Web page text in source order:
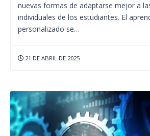
nuevas formas de adaptarse mejor a
individuales de los estudiantes. El
personalizado se…
21 DE ABRIL DE 2025